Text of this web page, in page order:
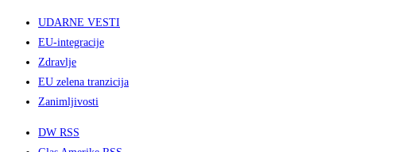
UDARNE VESTI
EU-integracije
Zdravlje
EU zelena tranzicija
Zanimljivosti
DW RSS